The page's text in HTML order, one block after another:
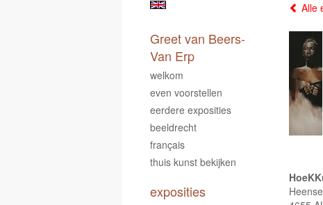
Alle
Greet van Beers-
Van Erp
welkom
even voorstellen
eerdere exposities
beeldrecht
français
thuis kunst bekijken
exposities